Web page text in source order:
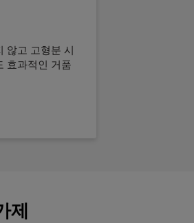
않고 고형분 시
효과적인 거품
제